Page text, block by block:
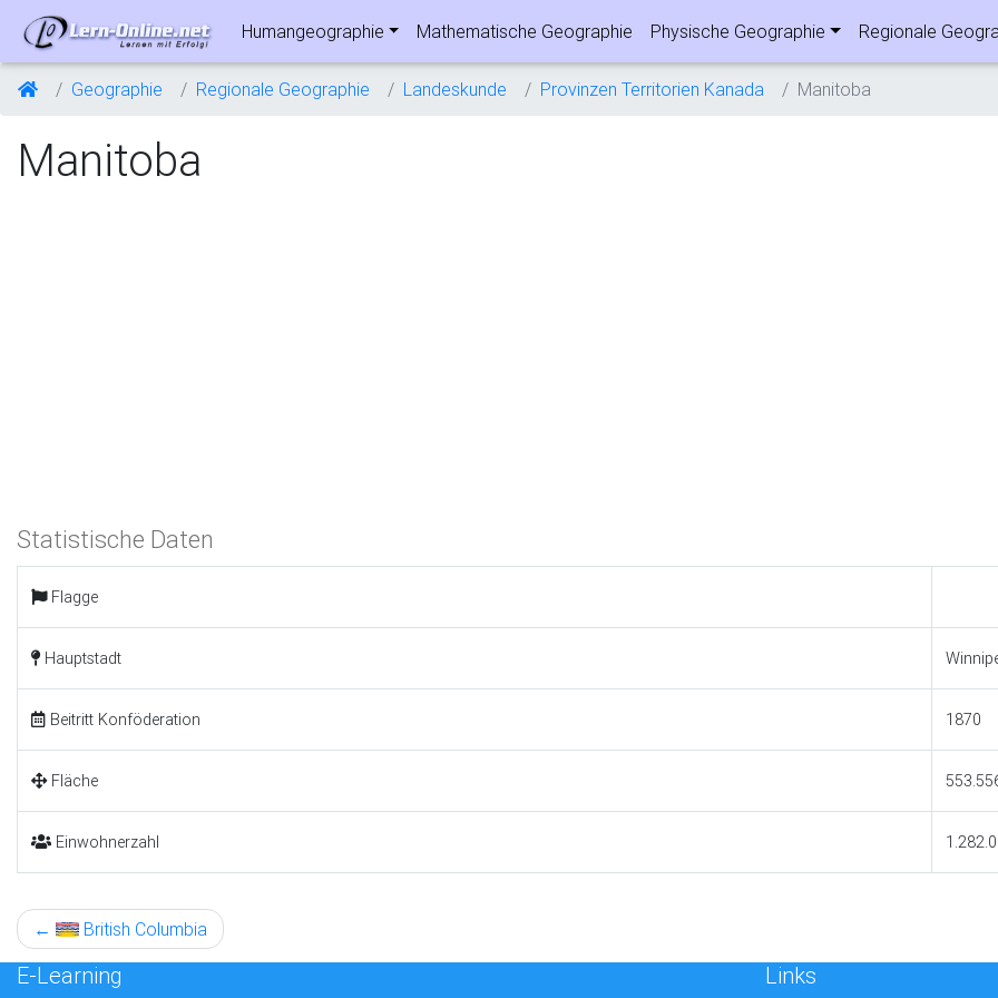
Humangeographie Mathematische Geographie Physische Geographie Regionale
Geographie Regionale Geographie Landeskunde Provinzen Territorien Kanada Manitoba
Manitoba
Statistische Daten
Flagge
Hauptstadt
Beitritt Konföderation 1870
Fläche
Einwohnerzahl
← British Columbia
E-Learning Links